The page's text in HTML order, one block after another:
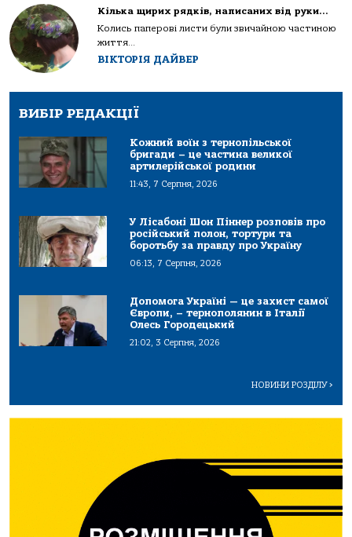
Кілька щирих рядків, написаних від руки…
Колись паперові листи були звичайною частиною
життя...
ВІКТОРІЯ ДАЙВЕР
ВИБІР РЕДАКЦІЇ
Кожний воїн з тернопільської
бригади – це частина великої
артилерійської родини
11:43, 7 Серпня, 2026
У Лісабоні Шон Піннер розповів про
російський полон, тортури та
боротьбу за правду про Україну
06:13, 7 Серпня, 2026
Допомога Україні — це захист самої
Європи, – тернополянин в Італії
Олесь Городецький
21:02, 3 Серпня, 2026
НОВИНИ РОЗДІЛУ>